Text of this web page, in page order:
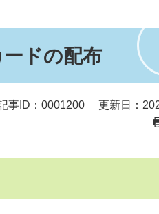
ドの配布
事ID：0001200
更新日：